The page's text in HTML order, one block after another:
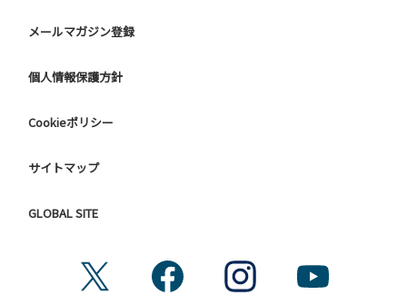
メールマガジン登録
個人情報保護方針
Cookieポリシー
サイトマップ
GLOBAL SITE